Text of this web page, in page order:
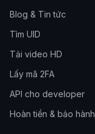
Blog & Tin tức
Tìm UID
Tải video HD
Lấy mã 2FA
API cho developer
Hoàn tiền & bảo hành